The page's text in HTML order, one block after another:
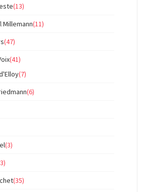
(13)
Millemann(11)
(47)
(41)
(7)
(6)
(3)
(35)